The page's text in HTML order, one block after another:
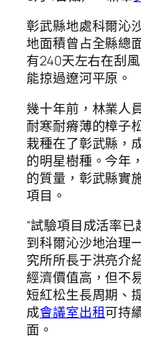
彰武縣地處科爾沁
地面積曾占全縣總
有240天左右在刮
能掠過遼河平原。
幾十年前，林業人
耐寒耐瘠薄的樟子
栽種在了彰武縣，
的明星樹種。今年
的質量，彰武縣實
項目。
“試驗項目成活率
到科爾沁沙地治理
究所所長于洪亮介
經濟價值高，但不
短紅松生長周期、
成會議室出租可持
面。